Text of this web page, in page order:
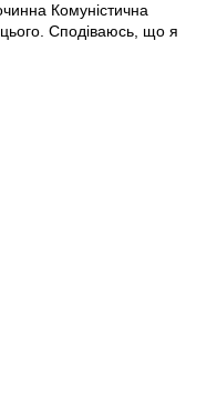
Комуністична
Сподіваюсь, що я